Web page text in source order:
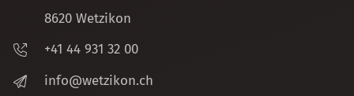
8620 Wetzikon
+41 44 931 32 00
nf
w tz k n ch